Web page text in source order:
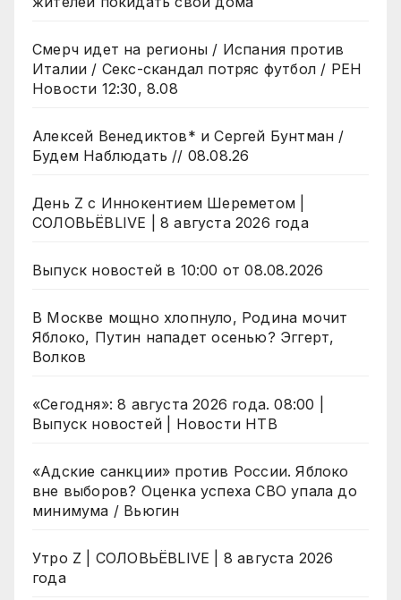
Смерч идет на регионы / Испания против
Италии / Секс-скандал потряс футбол / РЕН
Новости 12:30, 8.08
Алексей Венедиктов* и Сергей Бунтман /
Будем Наблюдать // 08.08.26
День Z с Иннокентием Шереметом |
СОЛОВЬЁВLIVE | 8 августа 2026 года
Выпуск новостей в 10:00 от 08.08.2026
В Москве мощно хлопнуло, Родина мочит
Яблоко, Путин нападет осенью? Эггерт,
Волков
«Сегодня»: 8 августа 2026 года. 08:00 |
Выпуск новостей | Новости НТВ
«Адские санкции» против России. Яблоко
вне выборов? Оценка успеха СВО упала до
минимума / Вьюгин
Утро Z | СОЛОВЬЁВLIVE | 8 августа 2026
года